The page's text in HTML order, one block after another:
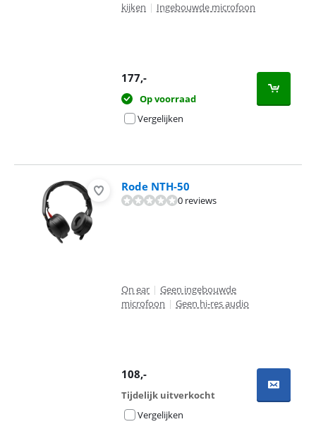
kijken | Ingebouwde microfoon
177,-
Op voorraad
Vergelijken
Rode NTH-50
0 reviews
On ear | Geen ingebouwde
microfoon | Geen hi-res audio
108,-
Tijdelijk uitverkocht
Vergelijken